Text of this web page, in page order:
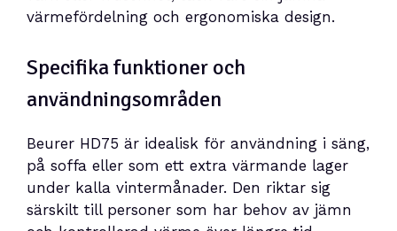
värmefördelning och ergonomiska design.
Specifika funktioner och
användningsområden
Beurer HD75 är idealisk för användning i säng,
på soffa eller som ett extra värmande lager
under kalla vintermånader. Den riktar sig
särskilt till personer som har behov av jämn